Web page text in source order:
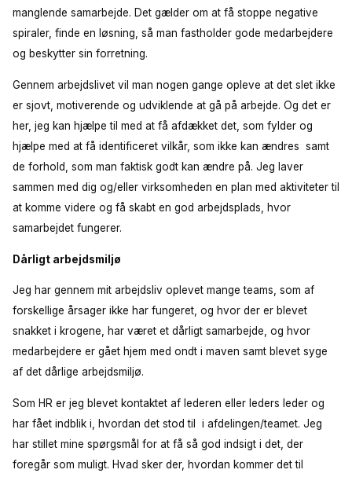
manglende samarbejde. Det gælder om at få stoppe negative
spiraler, finde en løsning, så man fastholder gode medarbejdere
og beskytter sin forretning.
Gennem arbejdslivet vil man nogen gange opleve at det slet ikke
er sjovt, motiverende og udviklende at gå på arbejde. Og det er
her, jeg kan hjælpe til med at få afdækket det, som fylder og
hjælpe med at få identificeret vilkår, som ikke kan ændres samt
de forhold, som man faktisk godt kan ændre på. Jeg laver
sammen med dig og/eller virksomheden en plan med aktiviteter til
at komme videre og få skabt en god arbejdsplads, hvor
samarbejdet fungerer.
Dårligt arbejdsmiljø
Jeg har gennem mit arbejdsliv oplevet mange teams, som af
forskellige årsager ikke har fungeret, og hvor der er blevet
snakket i krogene, har været et dårligt samarbejde, og hvor
medarbejdere er gået hjem med ondt i maven samt blevet syge
af det dårlige arbejdsmiljø.
Som HR er jeg blevet kontaktet af lederen eller leders leder og
har fået indblik i, hvordan det stod til i afdelingen/teamet. Jeg
har stillet mine spørgsmål for at få så god indsigt i det, der
foregår som muligt. Hvad sker der, hvordan kommer det til